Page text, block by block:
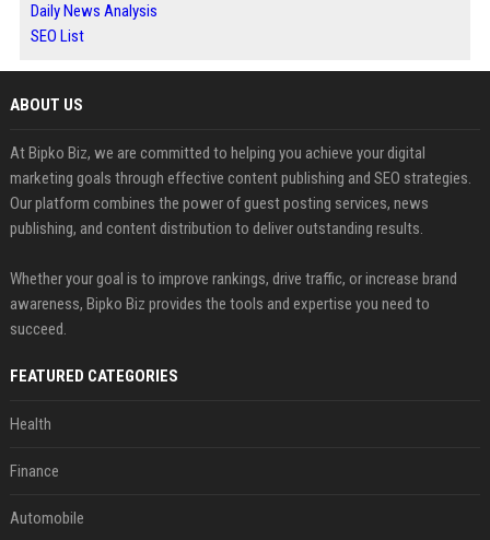
Daily News Analysis
SEO List
ABOUT US
At Bipko Biz, we are committed to helping you achieve your digital
marketing goals through effective content publishing and SEO strategies.
Our platform combines the power of guest posting services, news
publishing, and content distribution to deliver outstanding results.
Whether your goal is to improve rankings, drive traffic, or increase brand
awareness, Bipko Biz provides the tools and expertise you need to
succeed.
FEATURED CATEGORIES
Health
Finance
Automobile